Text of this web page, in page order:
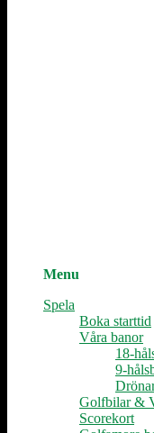
Menu
Spela
Boka starttid
Våra banor
18-
9-
Golfbilar &
Scorekort